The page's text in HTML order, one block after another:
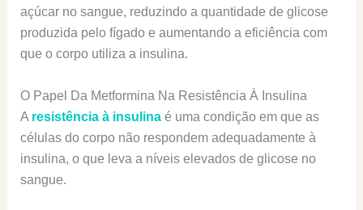
açúcar no sangue, reduzindo a quantidade de glicose
produzida pelo fígado e aumentando a eficiência com
que o corpo utiliza a insulina.
O Papel Da Metformina Na Resistência À Insulina
A resistência à insulinaé uma condição em que as
células do corpo não respondem adequadamente à
insulina, o que leva a níveis elevados de glicose no
sangue.